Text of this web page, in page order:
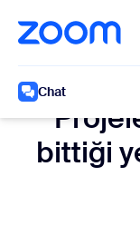
içeriğe atla
yardımına atla
Chat
bittiği